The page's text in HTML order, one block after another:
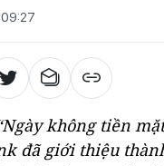
không tiền
đã giới thiệu